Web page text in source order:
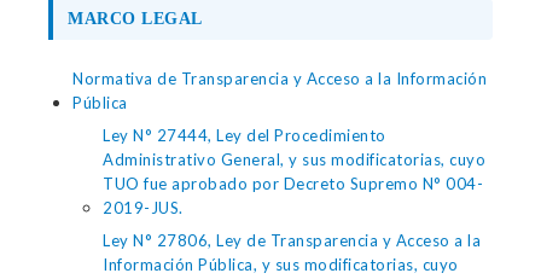
MARCO LEGAL
Normativa de Transparencia y Acceso a la Información
Pública
Ley N° 27444, Ley del Procedimiento
Administrativo General, y sus modificatorias, cuyo
TUO fue aprobado por Decreto Supremo N° 004-
2019-JUS.
Ley N° 27806, Ley de Transparencia y Acceso a la
Información Pública, y sus modificatorias, cuyo